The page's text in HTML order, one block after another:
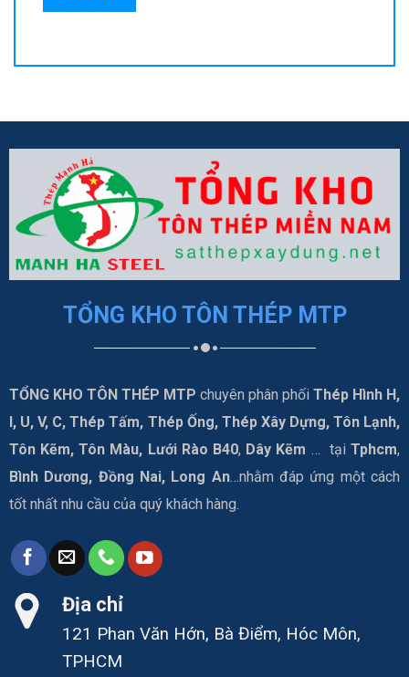
TỔNG KHO TÔN THÉP MTP
TỔNG KHO TÔN THÉP MTP chuyên phân phốiThép Hình H,
I, U, V, C, Thép Tấm, Thép Ống, Thép Xây Dựng, Tôn Lạnh,
Tôn Kẽm, Tôn Màu, Lưới Rào B40, Dây Kẽm … tạiTphcm,
Bình Dương, Đồng Nai, Long An…nhằm đáp ứng một cách
tốt nhất nhu cầu của quý khách hàng.
Địa chỉ
121 Phan Văn Hớn, Bà Điểm, Hóc Môn,
TPHCM